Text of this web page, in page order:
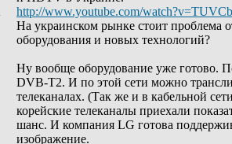
http://www.youtube.com/
На украинском рынке стоит проблема
оборудования и новых технологий?
Ну вообще оборудование уже готово.
DVB-T2. И по этой сети можно
телеканалах. (Так же и в кабельной
корейские телеканалы приехали
шанс. И компания LG готова
изображение.